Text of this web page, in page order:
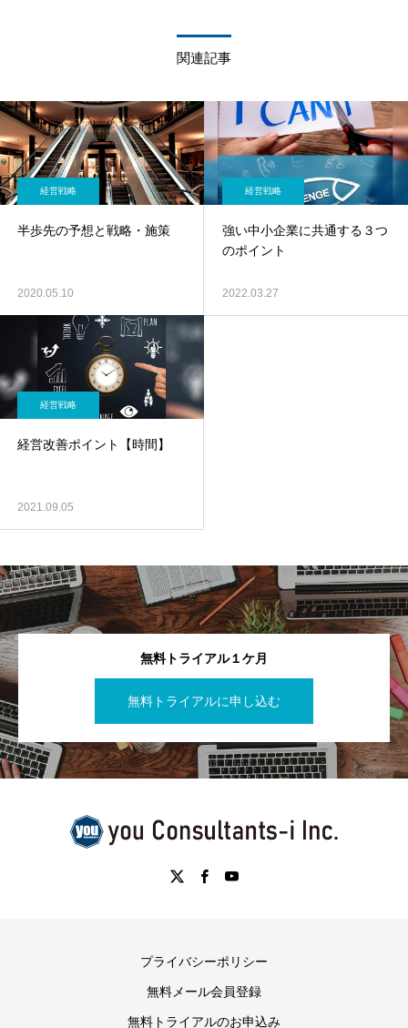
関連記事
経営戦略
半歩先の予想と戦略・施策
2020.05.10
経営戦略
強い中小企業に共通する３つ
のポイント
2022.03.27
経営戦略
経営改善ポイント【時間】
2021.09.05
無料トライアル１ケ月
無料トライアルに申し込む
プライバシーポリシー
無料メール会員登録
無料トライアルのお申込み